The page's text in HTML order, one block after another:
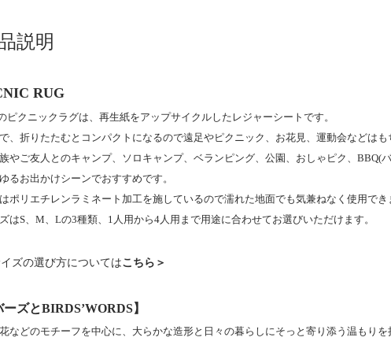
説明
RUG
ピクニックラグは、再生紙をアップサイクルしたレジャーシートです。
、折りたたむとコンパクトになるので遠足やピクニック、お花見、運動会などはも
やご友人とのキャンプ、ソロキャンプ、ベランピング、公園、おしゃピク、BBQ(バ
るお出かけシーンでおすすめです。
ポリエチレンラミネート加工を施しているので濡れた地面でも気兼ねなく使用でき
はS、M、Lの3種類、1人用から4人用まで用途に合わせてお選びいただけます。
ズの選び方についてはこちら＞
ーズとBIRDS’WORDS】
などのモチーフを中心に、大らかな造形と日々の暮らしにそっと寄り添う温もり